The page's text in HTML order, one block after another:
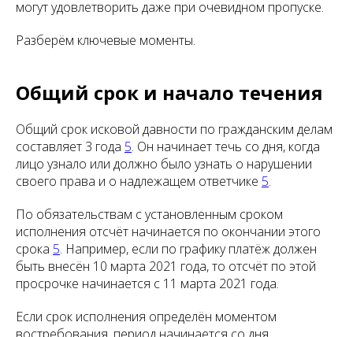
могут удовлетворить даже при очевидном пропуске.
Разберём ключевые моменты.
Общий срок и начало течения
Общий срок исковой давности по гражданским делам
составляет 3 года 5. Он начинает течь со дня, когда
лицо узнало или должно было узнать о нарушении
своего права и о надлежащем ответчике 5.
По обязательствам с установленным сроком
исполнения отсчёт начинается по окончании этого
срока 5. Например, если по графику платёж должен
быть внесён 10 марта 2021 года, то отсчёт по этой
просрочке начинается с 11 марта 2021 года.
Если срок исполнения определён моментом